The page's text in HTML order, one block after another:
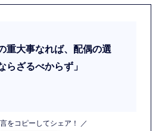
重大事なれば、配偶の選
らざるべからず」
をコピーしてシェア！ ／